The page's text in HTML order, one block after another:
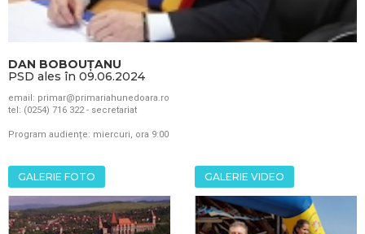
DAN BOBOUȚANU
PSD ales în 09.06.2024
email: primar@primariahunedoara.ro
tel: (0254) 716 322 - secretariat
Program audiențe: miercuri, ora 9:00
GALERIE FOTO GALERIE VIDEO